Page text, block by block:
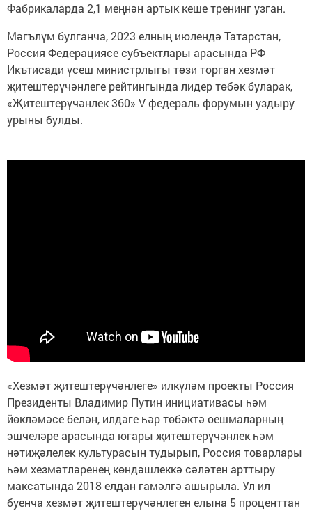
Фабрикаларда 2,1 меңнән артык кеше тренинг узган.
Мәгълүм булганча, 2023 елның июлендә Татарстан,
Россия Федерациясе субъектлары арасында РФ
Икътисади үсеш министрлыгы төзи торган хезмәт
җитештерүчәнлеге рейтингында лидер төбәк буларак,
«Җитештерүчәнлек 360» V федераль форумын уздыру
урыны булды.
«Хезмәт җитештерүчәнлеге» илкүләм проекты Россия
Президенты Владимир Путин инициативасы һәм
йөкләмәсе белән, илдәге һәр төбәктә оешмаларның
эшчеләре арасында югары җитештерүчәнлек һәм
нәтиҗәлелек культурасын тудырып, Россия товарлары
һәм хезмәтләренең көндәшлеккә сәләтен арттыру
максатында 2018 елдан гамәлгә ашырыла. Ул ил
буенча хезмәт җитештерүчәнлеген елына 5 проценттан